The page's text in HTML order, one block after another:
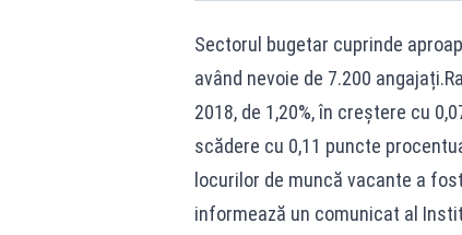
Sectorul bugetar cuprinde
având nevoie de 7.200
2018, de 1,20%, în creștere cu
scădere cu 0,11 puncte
locurilor de muncă vacante a
informează un comunicat al